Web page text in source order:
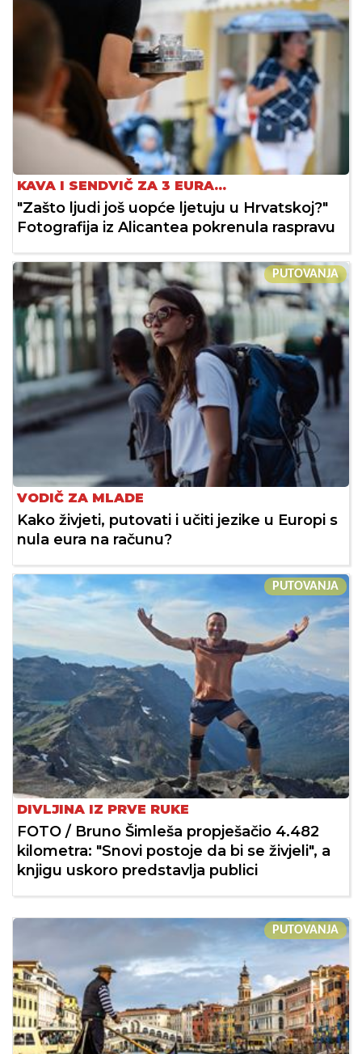
KAVA I SENDVIČ ZA 3 EURA...
"Zašto ljudi još uopće ljetuju u Hrvatskoj?"
Fotografija iz Alicantea pokrenula raspravu
PUTOVANJA
VODIČ ZA MLADE
Kako živjeti, putovati i učiti jezike u Europi s
nula eura na računu?
PUTOVANJA
DIVLJINA IZ PRVE RUKE
FOTO / Bruno Šimleša propješačio 4.482
kilometra: "Snovi postoje da bi se živjeli", a
knjigu uskoro predstavlja publici
PUTOVANJA